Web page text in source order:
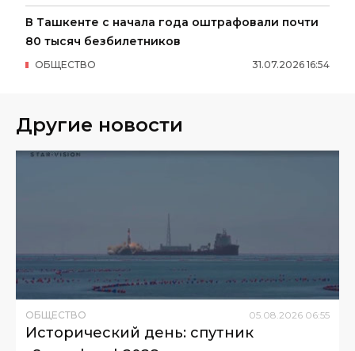
В Ташкенте с начала года оштрафовали почти
80 тысяч безбилетников
31.07.2026 16:54
ОБЩЕСТВО
Другие новости
ОБЩЕСТВО 05 08 2026 06:55
Исторический день: спутник